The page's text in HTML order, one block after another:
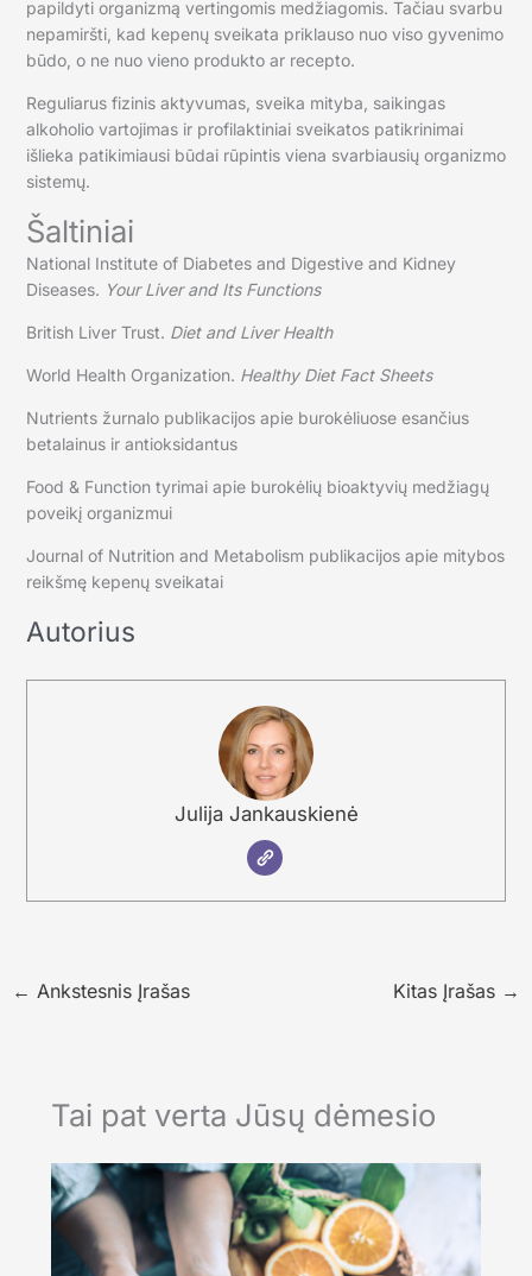
papildyti organizmą vertingomis medžiagomis. Tačiau svarbu
nepamiršti, kad kepenų sveikata priklauso nuo viso gyvenimo
būdo, o ne nuo vieno produkto ar recepto.
Reguliarus fizinis aktyvumas, sveika mityba, saikingas
alkoholio vartojimas ir profilaktiniai sveikatos patikrinimai
išlieka patikimiausi būdai rūpintis viena svarbiausių organizmo
sistemų.
Šaltiniai
National Institute of Diabetes and Digestive and Kidney
Diseases. Your Liver and Its Functions
British Liver Trust. Diet and Liver Health
World Health Organization. Healthy Diet Fact Sheets
Nutrients žurnalo publikacijos apie burokėliuose esančius
betalainus ir antioksidantus
Food & Function tyrimai apie burokėlių bioaktyvių medžiagų
poveikį organizmui
Journal of Nutrition and Metabolism publikacijos apie mitybos
reikšmę kepenų sveikatai
Autorius
Julija Jankauskienė
← Ankstesnis Įrašas Kitas Įrašas →
Tai pat verta Jūsų dėmesio